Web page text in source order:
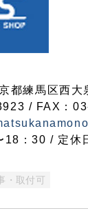
都練馬区西大
/ FAX：
：30 / 定休
・取付可